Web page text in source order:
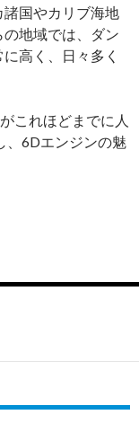
諸国やカリブ海地
地域では、ダン
高く、日々多く
これほどまでに人
、6Dエンジンの魅